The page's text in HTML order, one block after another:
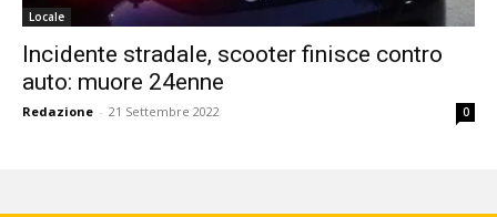
Locale
Incidente stradale, scooter finisce contro
auto: muore 24enne
Redazione - 21 Settembre 2022 0